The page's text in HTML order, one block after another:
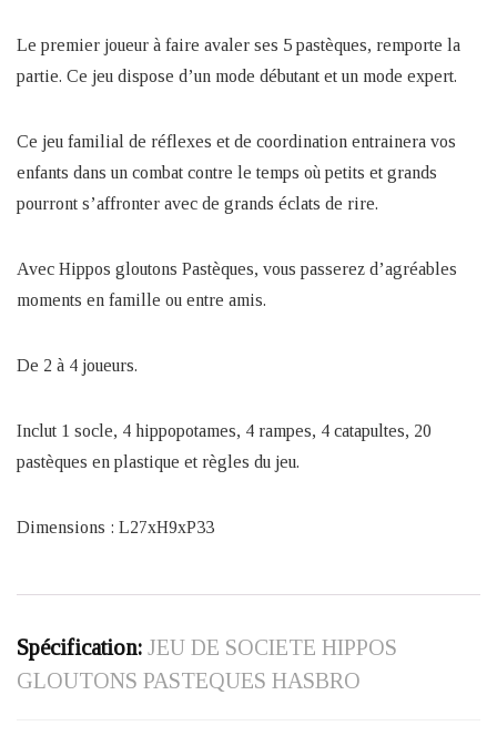
Le premier joueur à faire avaler ses 5 pastèques, remporte la
partie. Ce jeu dispose d’un mode débutant et un mode expert.
Ce jeu familial de réflexes et de coordination entrainera vos
enfants dans un combat contre le temps où petits et grands
pourront s’affronter avec de grands éclats de rire.
Avec Hippos gloutons Pastèques, vous passerez d’agréables
moments en famille ou entre amis.
De 2 à 4 joueurs.
Inclut 1 socle, 4 hippopotames, 4 rampes, 4 catapultes, 20
pastèques en plastique et règles du jeu.
Dimensions : L27xH9xP33
Spécification: JEU DE SOCIETE HIPPOS
GLOUTONS PASTEQUES HASBRO